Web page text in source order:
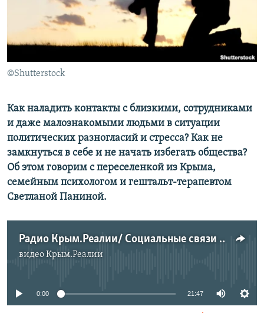
ПОБЕДИТЕЛЕЙ НЕ СУДЯТ?
КРЫМ.НЕПОКОРЕННЫЙ
УКРАИНСКАЯ ПРОБЛЕМА КРЫМА
ПРИСОЕДИНЯЙТЕСЬ!
©Shutterstock
Как наладить контакты с близкими, сотрудниками
и даже малознакомыми людьми в ситуации
политических разногласий и стресса? Как не
замкнуться в себе и не начать избегать общества?
Об этом говорим с переселенкой из Крыма,
семейным психологом и гештальт-терапевтом
Светланой Паниной.
Радио Крым.Реалии/ Социальные связи и социопатия
видеоКрым.Реалии
0:00 21:47